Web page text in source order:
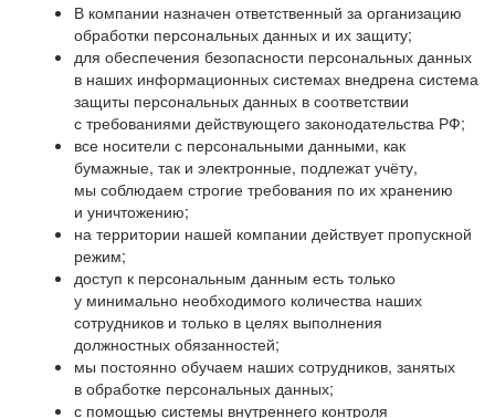
В компании назначен ответственный за организацию
обработки персональных данных и их защиту;
для обеспечения безопасности персональных данных
в наших информационных системах внедрена система
защиты персональных данных в соответствии
с требованиями действующего законодательства РФ;
все носители с персональными данными, как
бумажные, так и электронные, подлежат учёту,
мы соблюдаем строгие требования по их хранению
и уничтожению;
на территории нашей компании действует пропускной
режим;
доступ к персональным данным есть только
у минимально необходимого количества наших
сотрудников и только в целях выполнения
должностных обязанностей;
мы постоянно обучаем наших сотрудников, занятых
в обработке персональных данных;
с помощью системы внутреннего контроля